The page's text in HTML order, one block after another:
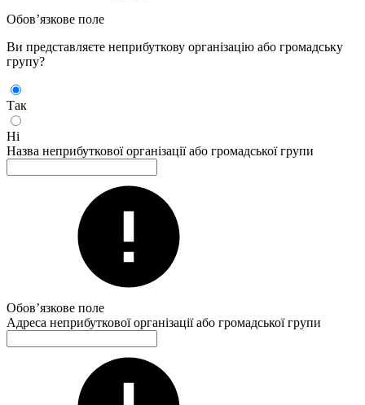
Обов’язкове поле
Ви представляєте неприбуткову організацію або громадську
групу?
Так
Ні
Назва неприбуткової організації або громадської групи
Обов’язкове поле
Адреса неприбуткової організації або громадської групи